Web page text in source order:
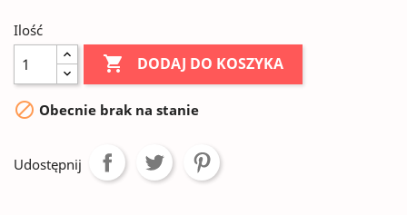
Ilość
 DODAJ DO KOSZYKA
 Obecnie brak na stanie
Udostępnij